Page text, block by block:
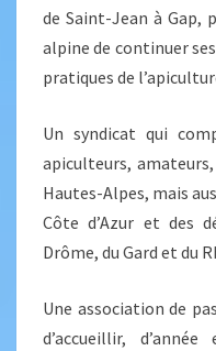
de Saint-Jean à Gap,
alpine de continuer
pratiques de
Un syndicat qui
apiculteurs,
Hautes-Alpes, mais
Côte d’Azur et des
Drôme, du Gard et du
Une association de
d’accueillir,